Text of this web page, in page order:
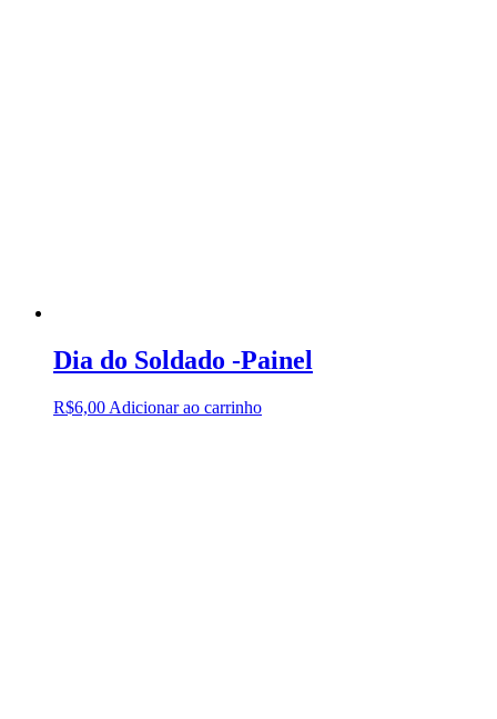
Dia do Soldado -Painel
R$6,00 Adicionar ao carrinho